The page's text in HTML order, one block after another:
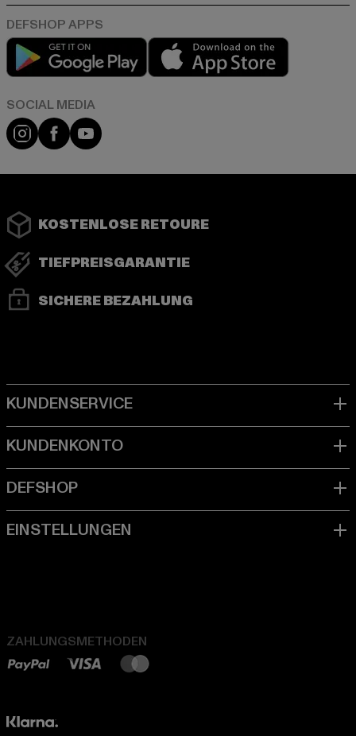
Play market
Instagram
FacebookYouTube
KOSTENLOSE RETOURE
TIEFPREISGARANTIE
SICHERE BEZAHLUNG
ZAHLUNGSMETHODEN